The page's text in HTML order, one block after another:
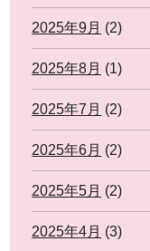
2025年9月 (2)
2025年8月 (1)
2025年7月 (2)
2025年6月 (2)
2025年5月 (2)
2025年4月 (3)